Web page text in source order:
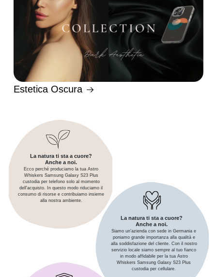
Estetica Oscura
La natura ti sta a cuore?
Anche a noi.
Ecco perché produciamo la tua Astro
Whiskers Samsung Galaxy S23 Plus
custodia per telefono solo al momento
dell'acquisto. In questo modo riduciamo il
consumo di risorse e contribuiamo insieme
alla nostra ambiente.
La natura ti sta a cuore?
Anche a noi.
Siamo un'azienda con sede in Germania e
poniamo grande importanza alla qualità e
alla soddisfazione del cliente. Con il nostro
servizio locale siamo sempre al tuo fianco
in modo affidabile per la tua Astro
Whiskers Samsung Galaxy S23 Plus
custodia per cellulare.